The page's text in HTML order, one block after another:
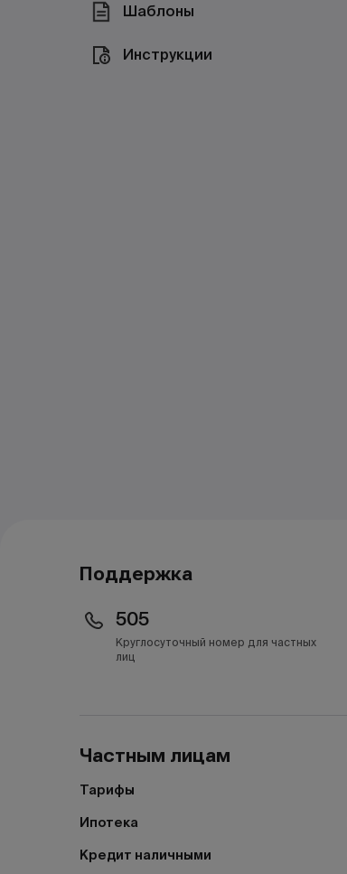
Шаблоны
Инструкции
Поддержка
505
Круглосуточный номер для частных
лиц
Частным лицам
Тарифы
Ипотека
Кредит наличными